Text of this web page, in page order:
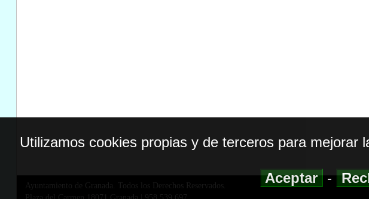
Ayuntamiento de Granada. Todos los Derechos Reservados.
Utilizamos cookies propias y de terceros para mejorar
Aceptar-